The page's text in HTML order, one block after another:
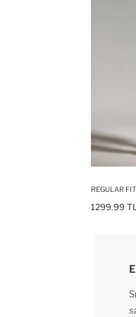
REGULAR
1299.99 TL